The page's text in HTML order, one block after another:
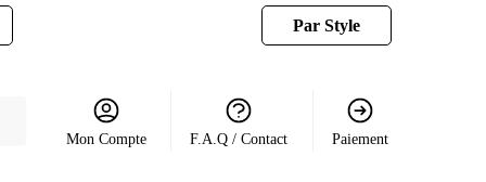
Par Style
Mon Compte F.A.Q / Contact Paiement